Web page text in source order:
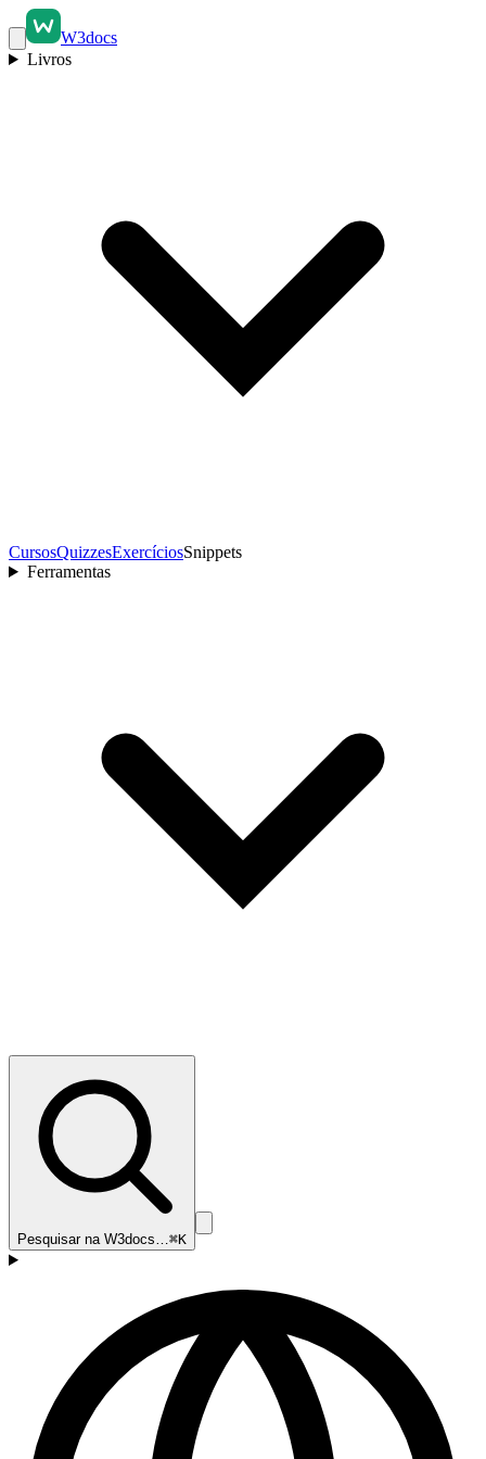
W3docs
Livros
CursosQuizzesExercíciosSnippets
Ferramentas
Pesquisar na W3docs…⌘K